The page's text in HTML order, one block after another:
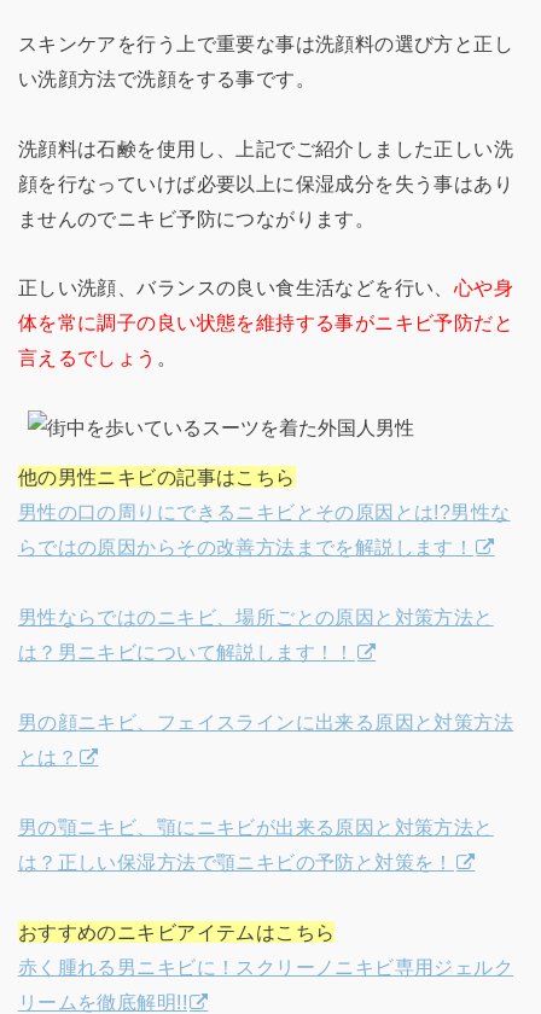
スキンケアを行う上で重要な事は洗顔料の選び方と正し
い洗顔方法で洗顔をする事です。
洗顔料は石鹸を使用し、上記でご紹介しました正しい洗
顔を行なっていけば必要以上に保湿成分を失う事はあり
ませんのでニキビ予防につながります。
正しい洗顔、バランスの良い食生活などを行い、 心や身
体を常に調子の良い状態を維持する事がニキビ予防だと
言えるでしょう 。
他の男性ニキビの記事はこちら
男性の口の周りにできるニキビとその原因とは!?男性な
らではの原因からその改善方法までを解説します！
男性ならではのニキビ、場所ごとの原因と対策方法と
は？男ニキビについて解説します！！
男の顔ニキビ、フェイスラインに出来る原因と対策方法
とは？
男の顎ニキビ、顎にニキビが出来る原因と対策方法と
は？正しい保湿方法で顎ニキビの予防と対策を！
おすすめのニキビアイテムはこちら
赤く腫れる男ニキビに！スクリーノニキビ専用ジェルク
リームを徹底解明!!